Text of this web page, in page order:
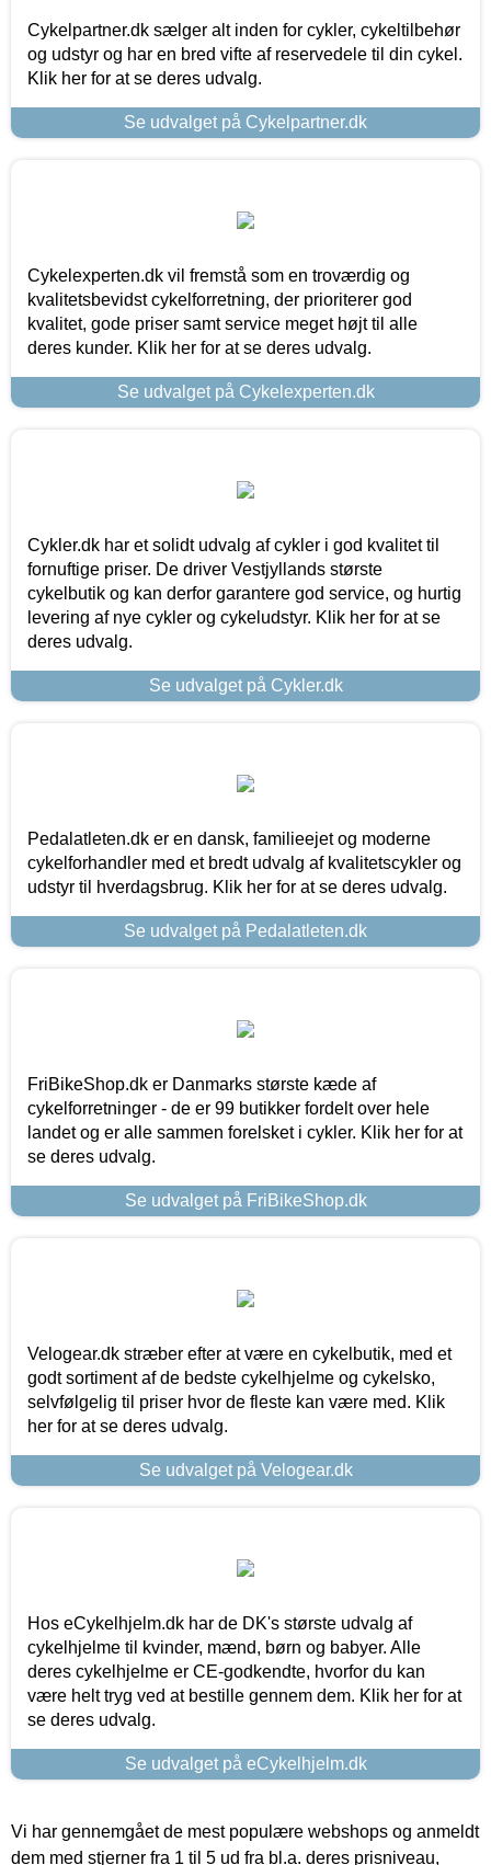
Cykelpartner.dk sælger alt inden for cykler, cykeltilbehør
og udstyr og har en bred vifte af reservedele til din cykel.
Klik her for at se deres udvalg.
Se udvalget på Cykelpartner.dk
Cykelexperten.dk vil fremstå som en troværdig og
kvalitetsbevidst cykelforretning, der prioriterer god
kvalitet, gode priser samt service meget højt til alle
deres kunder. Klik her for at se deres udvalg.
Se udvalget på Cykelexperten.dk
Cykler.dk har et solidt udvalg af cykler i god kvalitet til
fornuftige priser. De driver Vestjyllands største
cykelbutik og kan derfor garantere god service, og hurtig
levering af nye cykler og cykeludstyr. Klik her for at se
deres udvalg.
Se udvalget på Cykler.dk
Pedalatleten.dk er en dansk, familieejet og moderne
cykelforhandler med et bredt udvalg af kvalitetscykler og
udstyr til hverdagsbrug. Klik her for at se deres udvalg.
Se udvalget på Pedalatleten.dk
FriBikeShop.dk er Danmarks største kæde af
cykelforretninger - de er 99 butikker fordelt over hele
landet og er alle sammen forelsket i cykler. Klik her for at
se deres udvalg.
Se udvalget på FriBikeShop.dk
Velogear.dk stræber efter at være en cykelbutik, med et
godt sortiment af de bedste cykelhjelme og cykelsko,
selvfølgelig til priser hvor de fleste kan være med. Klik
her for at se deres udvalg.
Se udvalget på Velogear.dk
Hos eCykelhjelm.dk har de DK's største udvalg af
cykelhjelme til kvinder, mænd, børn og babyer. Alle
deres cykelhjelme er CE-godkendte, hvorfor du kan
være helt tryg ved at bestille gennem dem. Klik her for at
se deres udvalg.
Se udvalget på eCykelhjelm.dk
Vi har gennemgået de mest populære webshops og anmeldt
dem med stjerner fra 1 til 5 ud fra bl.a. deres prisniveau,